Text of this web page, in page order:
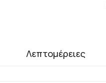
Λεπτομέρειες